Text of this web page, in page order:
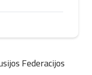
Federacijos